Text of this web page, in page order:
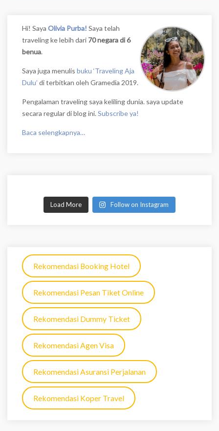
Hi! Saya Olivia Purba! Saya telah
traveling ke lebih dari 70 negara di 6
benua.
Saya juga menulis buku ‘Traveling Aja
Dulu’ di terbitkan oleh Gramedia 2019.
Pengalaman traveling saya keliling dunia. saya update
secara regular di blog ini. Subscribe ya!
Baca selengkapnya…
Load More Follow on Instagram
Rekomendasi Booking Hotel
Rekomendasi Pesan Tiket Online
Rekomendasi Dummy Ticket
Rekomendasi Agen Visa
Rekomendasi Asuransi Perjalanan
Rekomendasi Koper Travel